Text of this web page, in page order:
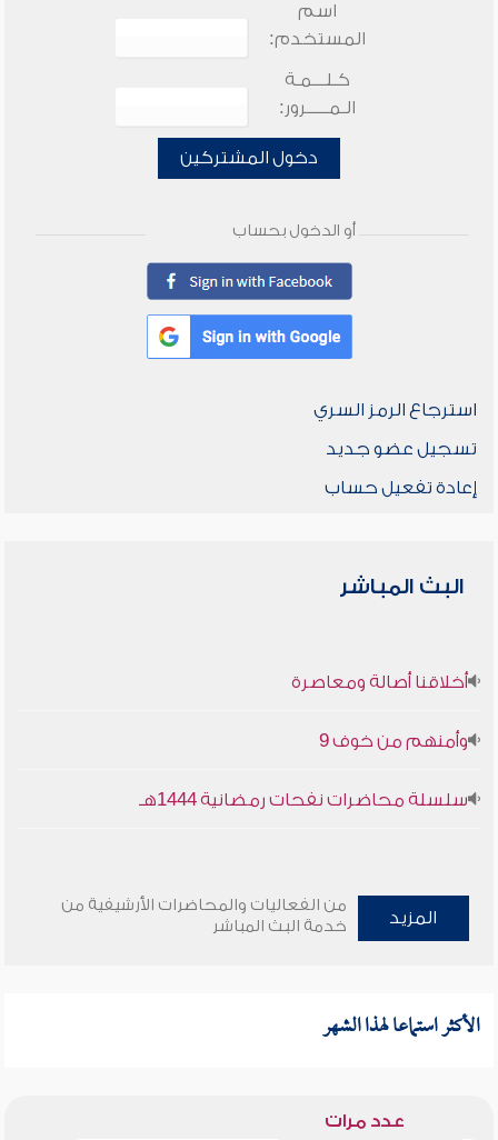
اسم
المستخدم:
كـلـــمـة
الـمـــــرور:
دخول المشتركين
أو الدخول بحساب
استرجاع الرمز السري
تسجيل عضو جديد
إعادة تفعيل حساب
البث المباشر
أخلاقنا أصالة ومعاصرة
وأمنهم من خوف 9
سلسلة محاضرات نفحات رمضانية 1444هـ
المزيد
من الفعاليات والمحاضرات الأرشيفية من
خدمة البث المباشر
الأكثر استماعا لهذا الشهر
عدد مرات